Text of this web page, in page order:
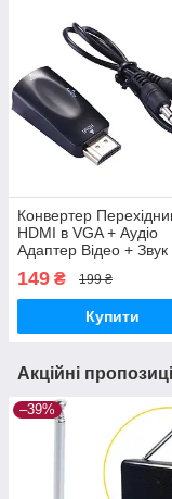
Конвертер
HDMI в VGA + Аудіо
Адаптер Відео + Звук
149 ₴ 199 ₴
Купити
Акційні
–39%